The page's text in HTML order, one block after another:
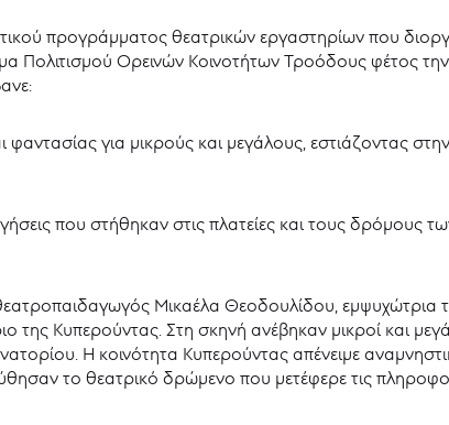
προγράμματος θεατρικών εργαστηρίων που
Πολιτισμού Ορεινών Κοινοτήτων Τροόδους φέτος
για μικρούς και μεγάλους, εστιάζοντας
που στήθηκαν στις πλατείες και τους δρόμους
Μικαέλα Θεοδουλίδου, εμψυχώτρια
της Κυπερούντας. Στη σκηνή ανέβηκαν μικροί και
Η κοινότητα Κυπερούντας απένειμε
το θεατρικό δρώμενο που μετέφερε τις